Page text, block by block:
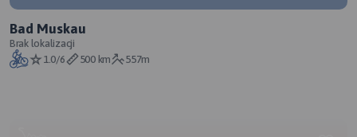
Bad Muskau
Brak lokalizacji
1.0/6
500 km 557m